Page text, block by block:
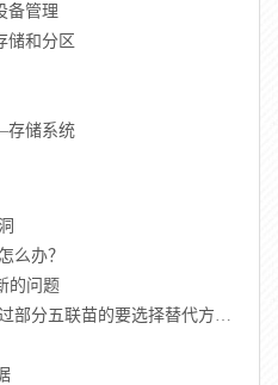
备管理
和分区
储系统
么办？
的问题
分五联苗的要选择替代方案。